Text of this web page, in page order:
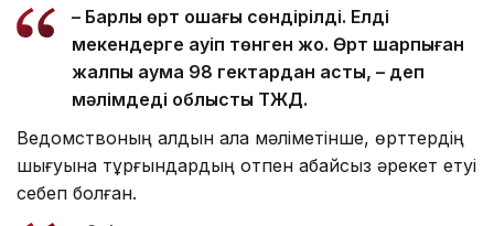
– Барлық өрт ошағы сөндірілді. Елді
мекендерге қауіп төнген жоқ. Өрт шарпыған
жалпы аумақ 98 гектардан асты, – деп
мәлімдеді облыстық ТЖД.
Ведомствоның алдын ала мәліметінше, өрттердің
шығуына тұрғындардың отпен абайсыз әрекет етуі
себеп болған.